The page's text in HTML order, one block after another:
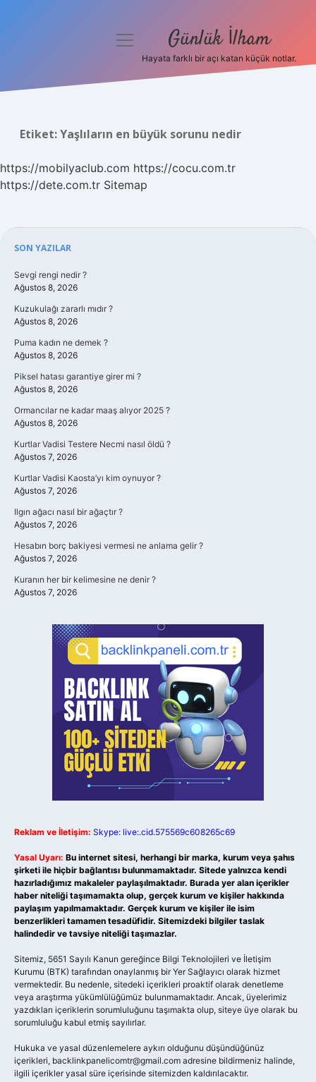
Hakkımızda
menüyü
Günlük İlham
Hayata farklı bir açı katan küçük notlar.
Etiket:Yaşlıların en büyük sorunu nedir
https://mobilyaclub.com https://cocu.com.tr
https://dete.com.tr Sitemap
Sidebar
SON YAZILAR
Sevgi rengi nedir ?
Ağustos 8, 2026
Kuzukulağı zararlı mıdır ?
Ağustos 8, 2026
Puma kadın ne demek ?
Ağustos 8, 2026
Piksel hatası garantiye girer mi ?
Ağustos 8, 2026
Ormancılar ne kadar maaş alıyor 2025 ?
Ağustos 8, 2026
Kurtlar Vadisi Testere Necmi nasıl öldü ?
Ağustos 7, 2026
Kurtlar Vadisi Kaosta’yı kim oynuyor ?
Ağustos 7, 2026
Ilgın ağacı nasıl bir ağaçtır ?
Ağustos 7, 2026
Hesabın borç bakiyesi vermesi ne anlama gelir ?
Ağustos 7, 2026
Kuranın her bir kelimesine ne denir ?
Ağustos 7, 2026
Reklam ve İletişim: Skype: live:.cid.575569c608265c69
Yasal Uyarı: Bu internet sitesi, herhangi bir marka, kurum veya şahıs
şirketi ile hiçbir bağlantısı bulunmamaktadır. Sitede yalnızca kendi
hazırladığımız makaleler paylaşılmaktadır. Burada yer alan içerikler
haber niteliği taşımamakta olup, gerçek kurum ve kişiler hakkında
paylaşım yapılmamaktadır. Gerçek kurum ve kişiler ile isim
benzerlikleri tamamen tesadüfidir. Sitemizdeki bilgiler taslak
halindedir ve tavsiye niteliği taşımazlar.
Sitemiz, 5651 Sayılı Kanun gereğince Bilgi Teknolojileri ve İletişim
Kurumu (BTK) tarafından onaylanmış bir Yer Sağlayıcı olarak hizmet
vermektedir. Bu nedenle, sitedeki içerikleri proaktif olarak denetleme
veya araştırma yükümlülüğümüz bulunmamaktadır. Ancak, üyelerimiz
yazdıkları içeriklerin sorumluluğunu taşımakta olup, siteye üye olarak bu
sorumluluğu kabul etmiş sayılırlar.
Hukuka ve yasal düzenlemelere aykırı olduğunu düşündüğünüz
içerikleri, backlinkpanelicomtr@gmail.com adresine bildirmeniz halinde,
ilgili içerikler yasal süre içerisinde sitemizden kaldırılacaktır.